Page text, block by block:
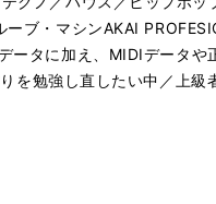
ブ・マシンAKAI
ータに加え、MIDIデータや
を勉強し直したい中／上級